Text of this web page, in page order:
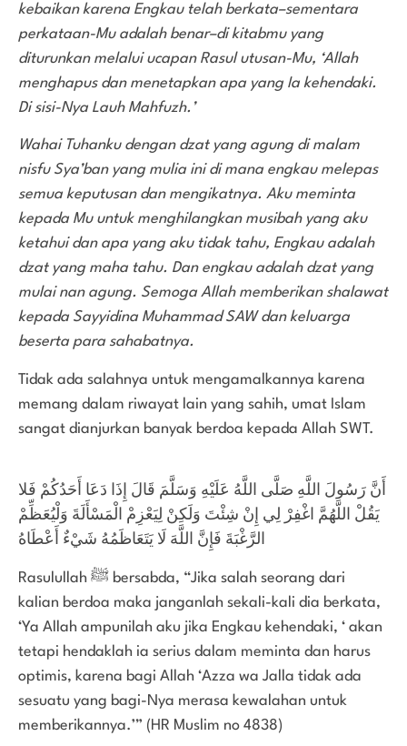
kebaikan karena Engkau telah berkata–sementara
perkataan-Mu adalah benar–di kitabmu yang
diturunkan melalui ucapan Rasul utusan-Mu, ‘Allah
menghapus dan menetapkan apa yang Ia kehendaki.
Di sisi-Nya Lauh Mahfuzh.’
Wahai Tuhanku dengan dzat yang agung di malam
nisfu Sya’ban yang mulia ini di mana engkau melepas
semua keputusan dan mengikatnya. Aku meminta
kepada Mu untuk menghilangkan musibah yang aku
ketahui dan apa yang aku tidak tahu, Engkau adalah
dzat yang maha tahu. Dan engkau adalah dzat yang
mulai nan agung. Semoga Allah memberikan shalawat
kepada Sayyidina Muhammad SAW dan keluarga
beserta para sahabatnya.
Tidak ada salahnya untuk mengamalkannya karena
memang dalam riwayat lain yang sahih, umat Islam
sangat dianjurkan banyak berdoa kepada Allah SWT.
أَنَّ رَسُولَ اللَّهِ صَلَّى اللَّهُ عَلَيْهِ وَسَلَّمَ قَالَ إِذَا دَعَا أَحَدُكُمْ فَلا
يَقُلْ اللَّهُمَّ اغْفِرْ لِي إِنْ شِئْتَ وَلَكِنْ لِيَعْزِمْ الْمَسْأَلَةَ وَلْيُعَظِّمْ
الرَّغْبَةَ فَإِنَّ اللَّهَ لَا يَتَعَاظَمُهُ شَيْءٌ أَعْطَاهُ
Rasulullah ﷺ bersabda, “Jika salah seorang dari
kalian berdoa maka janganlah sekali-kali dia berkata,
‘Ya Allah ampunilah aku jika Engkau kehendaki, ‘ akan
tetapi hendaklah ia serius dalam meminta dan harus
optimis, karena bagi Allah ‘Azza wa Jalla tidak ada
sesuatu yang bagi-Nya merasa kewalahan untuk
memberikannya.’” (HR Muslim no 4838)